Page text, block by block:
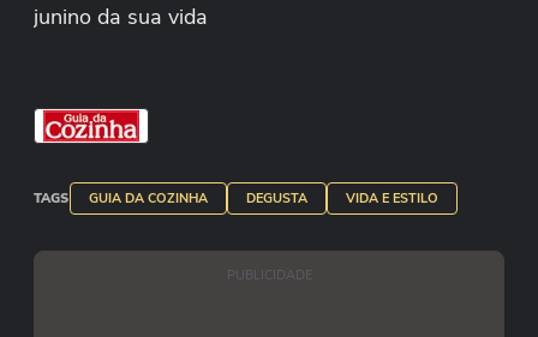
junino da sua vida
TAGS GUIA DA COZINHA DEGUSTA VIDA E ESTILO
PUBLICIDADE